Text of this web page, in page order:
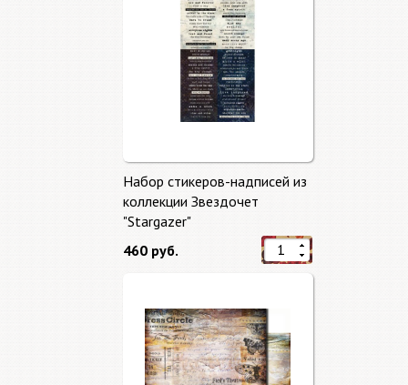
Набор стикеров-надписей из
коллекции Звездочет
"Stargazer"
460 руб.